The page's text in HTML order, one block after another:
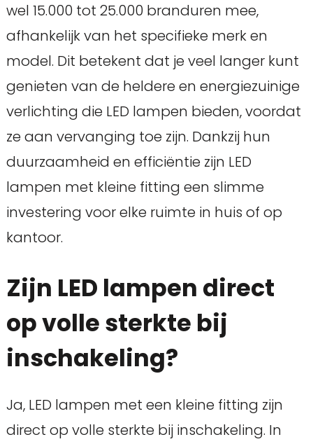
wel 15.000 tot 25.000 branduren mee,
afhankelijk van het specifieke merk en
model. Dit betekent dat je veel langer kunt
genieten van de heldere en energiezuinige
verlichting die LED lampen bieden, voordat
ze aan vervanging toe zijn. Dankzij hun
duurzaamheid en efficiëntie zijn LED
lampen met kleine fitting een slimme
investering voor elke ruimte in huis of op
kantoor.
Zijn LED lampen direct
op volle sterkte bij
inschakeling?
Ja, LED lampen met een kleine fitting zijn
direct op volle sterkte bij inschakeling. In